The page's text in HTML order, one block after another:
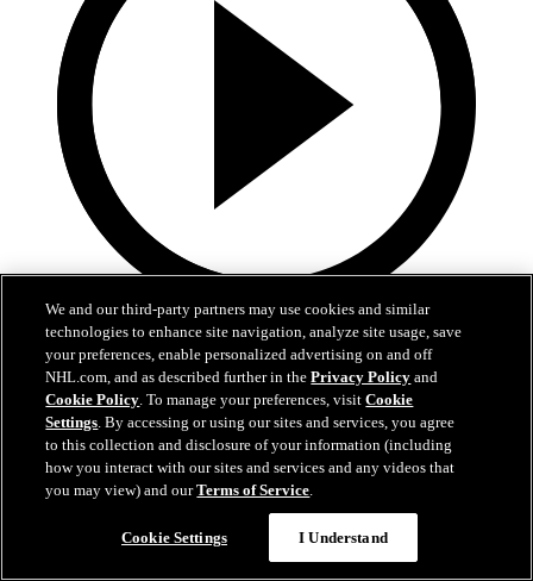
5:00
Kooste: COL-MIN 4-3 je.
Kooste Avalanchen ja Wildin viidennestä playoff-ottelusta
14. touko 2026
We and our third-party partners may use cookies and similar
technologies to enhance site navigation, analyze site usage, save
your preferences, enable personalized advertising on and off
NHL.com, and as described further in thePrivacy Policy and
Cookie Policy. To manage your preferences, visitCookie
Settings. By accessing or using our sites and services, you agree
to this collection and disclosure of your information (including
how you interact with our sites and services and any videos that
you may view) and ourTerms of Service.
Cookie Settings I Understand